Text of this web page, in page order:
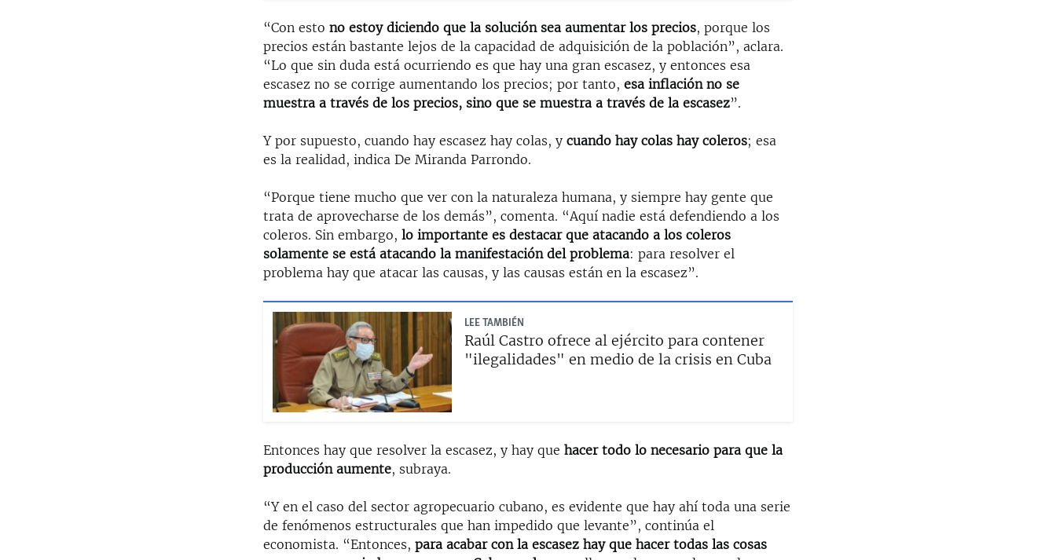
“Con estono estoy diciendo que la solución sea aumentar los precios, porque los
precios están bastante lejos de la capacidad de adquisición de la población”, aclara.
“Lo que sin duda está ocurriendo es que hay una gran escasez, y entonces esa
escasez no se corrige aumentando los precios; por tanto,esa inflación no se
muestra a través de los precios, sino que se muestra a través de la escasez”.
Y por supuesto, cuando hay escasez hay colas, ycuando hay colas hay coleros; esa
es la realidad, indica De Miranda Parrondo.
“Porque tiene mucho que ver con la naturaleza humana, y siempre hay gente que
trata de aprovecharse de los demás”, comenta. “Aquí nadie está defendiendo a los
coleros. Sin embargo,lo importante es destacar que atacando a los coleros
solamente se está atacando la manifestación del problema: para resolver el
problema hay que atacar las causas, y las causas están en la escasez”.
LEE TAMBIÉN
Raúl Castro ofrece al ejército para contener
"ilegalidades" en medio de la crisis en Cuba
Entonces hay que resolver la escasez, y hay quehacer todo lo necesario para que la
producción aumente, subraya.
“Y en el caso del sector agropecuario cubano, es evidente que hay ahí toda una serie
de fenómenos estructurales que han impedido que levante”, continúa el
economista. “Entonces,para acabar con la escasez hay que hacer todas las cosas